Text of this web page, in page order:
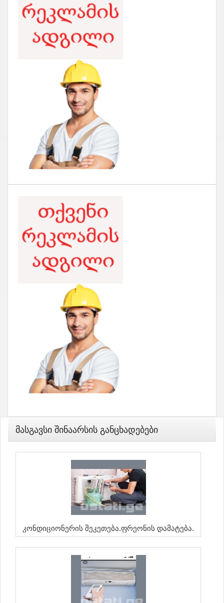
Მასგავსი Შინაარსის Განცხადებები
Კონდიციონერის Შეკეთება.ფრეონის Დამატება.